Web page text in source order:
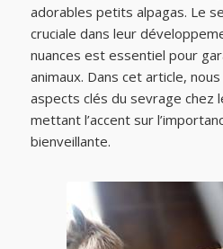
adorables petits alpagas. Le
cruciale dans leur
nuances est essentiel pour
animaux. Dans cet article,
aspects clés du sevrage chez
mettant l’accent sur
bienveillante.